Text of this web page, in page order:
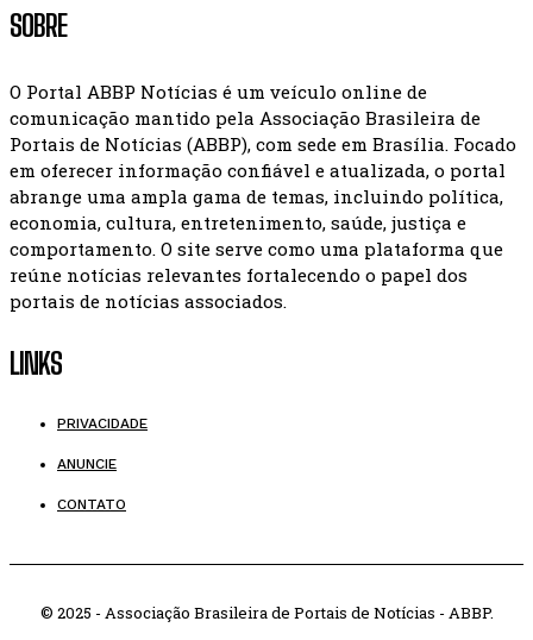
SOBRE
O Portal ABBP Notícias é um veículo online de
comunicação mantido pela Associação Brasileira de
Portais de Notícias (ABBP), com sede em Brasília. Focado
em oferecer informação confiável e atualizada, o portal
abrange uma ampla gama de temas, incluindo política,
economia, cultura, entretenimento, saúde, justiça e
comportamento. O site serve como uma plataforma que
reúne notícias relevantes fortalecendo o papel dos
portais de notícias associados.
LINKS
PRIVACIDADE
ANUNCIE
CONTATO
© 2025 - Associação Brasileira de Portais de Notícias - ABBP.